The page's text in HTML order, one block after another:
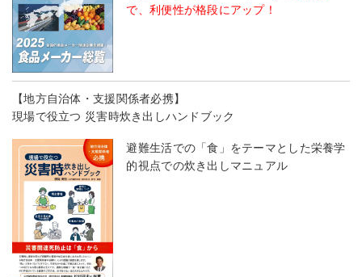
で、利便性が格段にアップ！
【地方自治体・支援関係者必携】
現場で役立つ 災害時炊き出しハンドブック
避難生活での「食」をテーマとした栄養学
的視点での炊き出しマニュアル